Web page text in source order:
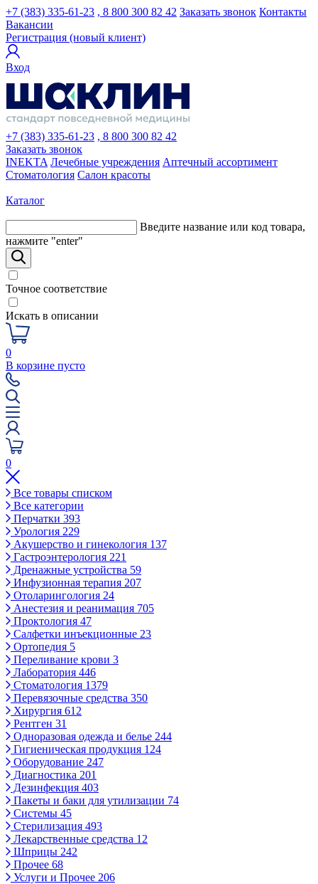
+7 (383) 335-61-23 , 8 800 300 82 42 Заказать звонок Контакты
Вакансии
Регистрация (новый клиент)
Вход
+7 (383) 335-61-23 , 8 800 300 82 42
Заказать звонок
INEKTA Лечебные учреждения Аптечный ассортимент
Стоматология Салон красоты
Каталог
Введите название или код товара,
нажмите "enter"
Точное соответствие
Искать в описании
0
В корзине пусто
0
Все товары списком
Все категории
Перчатки 393
Урология 229
Акушерство и гинекология 137
Гастроэнтерология 221
Дренажные устройства 59
Инфузионная терапия 207
Отоларингология 24
Анестезия и реанимация 705
Проктология 47
Салфетки инъекционные 23
Ортопедия 5
Переливание крови 3
Лаборатория 446
Стоматология 1379
Перевязочные средства 350
Хирургия 612
Рентген 31
Одноразовая одежда и белье 244
Гигиеническая продукция 124
Оборудование 247
Диагностика 201
Дезинфекция 403
Пакеты и баки для утилизации 74
Системы 45
Стерилизация 493
Лекарственные средства 12
Шприцы 242
Прочее 68
Услуги и Прочее 206